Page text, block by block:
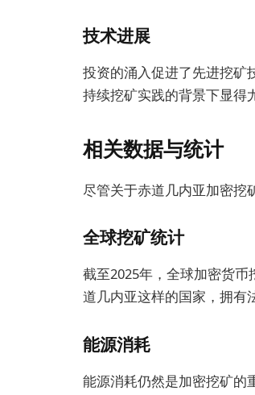
技术进展
投资的涌入促进了先进挖矿
持续挖矿实践的背景下显得
相关数据与统计
尽管关于赤道几内亚加密挖
全球挖矿统计
截至2025年，全球加密货
道几内亚这样的国家，拥有
能源消耗
能源消耗仍然是加密挖矿的